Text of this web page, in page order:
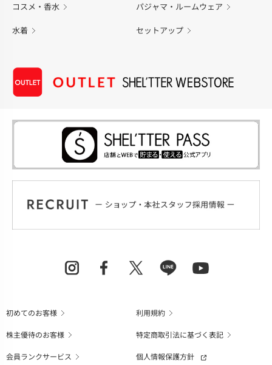
コスメ・香水 パジャマ・ルームウェア
水着 セットアップ
初めてのお客様
利用規約
株主優待のお客様
特定商取引法に基づく表記
会員ランクサービス
個人情報保護方針